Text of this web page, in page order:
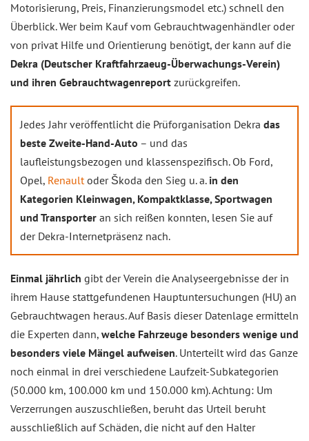
Motorisierung, Preis, Finanzierungsmodel etc.) schnell den
Überblick. Wer beim Kauf vom Gebrauchtwagenhändler oder
von privat Hilfe und Orientierung benötigt, der kann auf die
Dekra (Deutscher Kraftfahrzaeug-Überwachungs-Verein)
und ihren Gebrauchtwagenreport zurückgreifen.
Jedes Jahr veröffentlicht die Prüforganisation Dekra das
beste Zweite-Hand-Auto – und das
laufleistungsbezogen und klassenspezifisch. Ob Ford,
Opel, Renaultoder Škoda den Sieg u. a. in den
Kategorien Kleinwagen, Kompaktklasse, Sportwagen
und Transporter an sich reißen konnten, lesen Sie auf
der Dekra-Internetpräsenz nach.
Einmal jährlich gibt der Verein die Analyseergebnisse der in
ihrem Hause stattgefundenen Hauptuntersuchungen (HU) an
Gebrauchtwagen heraus. Auf Basis dieser Datenlage ermitteln
die Experten dann, welche Fahrzeuge besonders wenige und
besonders viele Mängel aufweisen. Unterteilt wird das Ganze
noch einmal in drei verschiedene Laufzeit-Subkategorien
(50.000 km, 100.000 km und 150.000 km). Achtung: Um
Verzerrungen auszuschließen, beruht das Urteil beruht
ausschließlich auf Schäden, die nicht auf den Halter